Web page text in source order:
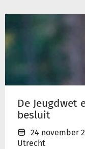
De Jeugdwet
besluit
24 november
Utrecht
Jeugdwet
Awb:
onderzoek
tot
besluit